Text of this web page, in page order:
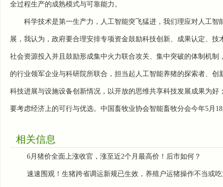
全过程生产的成熟模式与可靠能力。
科学技术是第一生产力，人工智能突飞猛进，我们理应对人工
展，我认为，政府要合理安排专项资金鼓励科技创新、成果认定、
社会资源投入并且鼓励形成集中火力联合攻关、集中突破的体制机
的行业领军企业与科研院所联合，担当起人工智能养猪的探索者、
科技进展与设施设备创新情况，以开放的思维共享科技发展成果为
要考虑经济上的可行与优选。中国畜牧业协会智能畜牧分会今年5月
相关信息
6月猪价全面上涨收官，涨至近2个月最高价！后市如何？
速速围观！生猪跨省调运新规已生效，养殖户运猪操作不当或